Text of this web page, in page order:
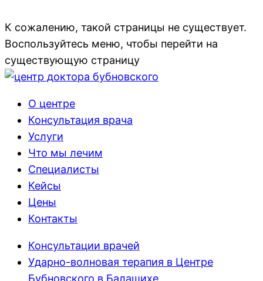
К сожалению, такой страницы не существует.
Воспользуйтесь меню, чтобы перейти на
существующую страницу
О центре
Консультация врача
Услуги
Что мы лечим
Специалисты
Кейсы
Цены
Контакты
Консультации врачей
Ударно-волновая терапия в Центре